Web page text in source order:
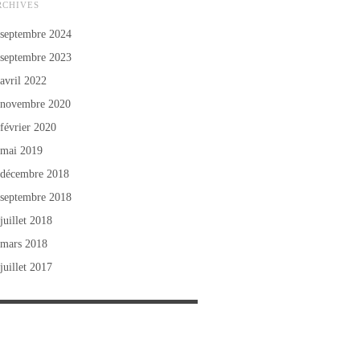
septembre 2024
septembre 2023
avril 2022
novembre 2020
février 2020
mai 2019
décembre 2018
septembre 2018
juillet 2018
mars 2018
juillet 2017